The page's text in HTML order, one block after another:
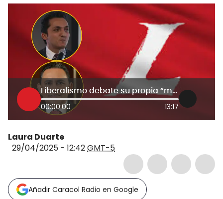
Liberalismo debate su propia “mini” reforma laboral por cambios en la jornada nocturna
00:00:00 13:17
Laura Duarte
29/04/2025 - 12:42GMT-5
Añadir Caracol Radio en Google